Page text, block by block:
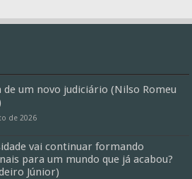
de um novo judiciário (Nilso Romeu
de 2026
vai continuar formando
para um mundo que já acabou?
Júnior)